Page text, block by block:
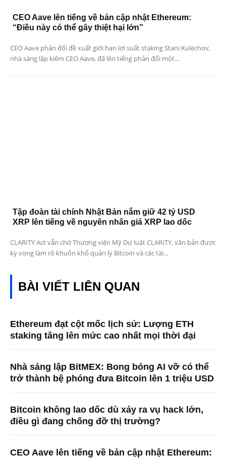
CEO Aave lên tiếng về bản cập nhật Ethereum:
“Điều này có thể gây thiệt hại lớn”
CEO Aave phản đối đề xuất giới hạn lợi suất staking Stani Kulechov,
nhà sáng lập kiêm CEO Aave, đã lên tiếng phản đối một...
Tập đoàn tài chính Nhật Bản nắm giữ 42 tỷ USD
XRP lên tiếng về nguyên nhân giá XRP lao dốc
CLARITY Act vẫn chờ Thượng viện Mỹ Dự luật CLARITY, văn bản được
kỳ vọng làm rõ khuôn khổ quản lý Bitcoin và các tài...
BÀI VIẾT LIÊN QUAN
Ethereum đạt cột mốc lịch sử: Lượng ETH
staking tăng lên mức cao nhất mọi thời đại
Nhà sáng lập BitMEX: Bong bóng AI vỡ có thể
trở thành bệ phóng đưa Bitcoin lên 1 triệu USD
Bitcoin không lao dốc dù xảy ra vụ hack lớn,
điều gì đang chống đỡ thị trường?
CEO Aave lên tiếng về bản cập nhật Ethereum: